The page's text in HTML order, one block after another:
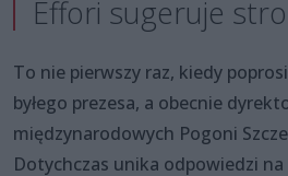
Effori sugeruje
To nie pierwszy raz, kiedy
byłego prezesa, a obecnie
międzynarodowych Pogoni
Dotychczas unika odpowiedzi